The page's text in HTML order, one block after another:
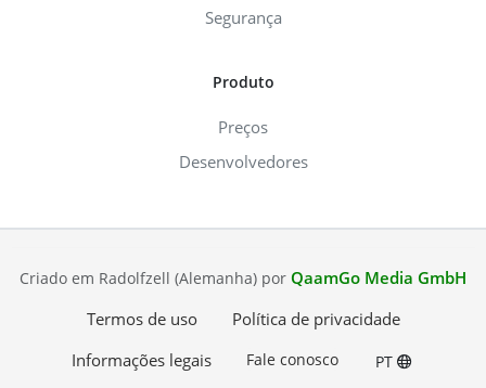
Segurança
Produto
Preços
Desenvolvedores
Criado em Radolfzell (Alemanha) por QaamGo Media GmbH
Termos de uso
Política de privacidade
Informações legais
Fale conosco PT